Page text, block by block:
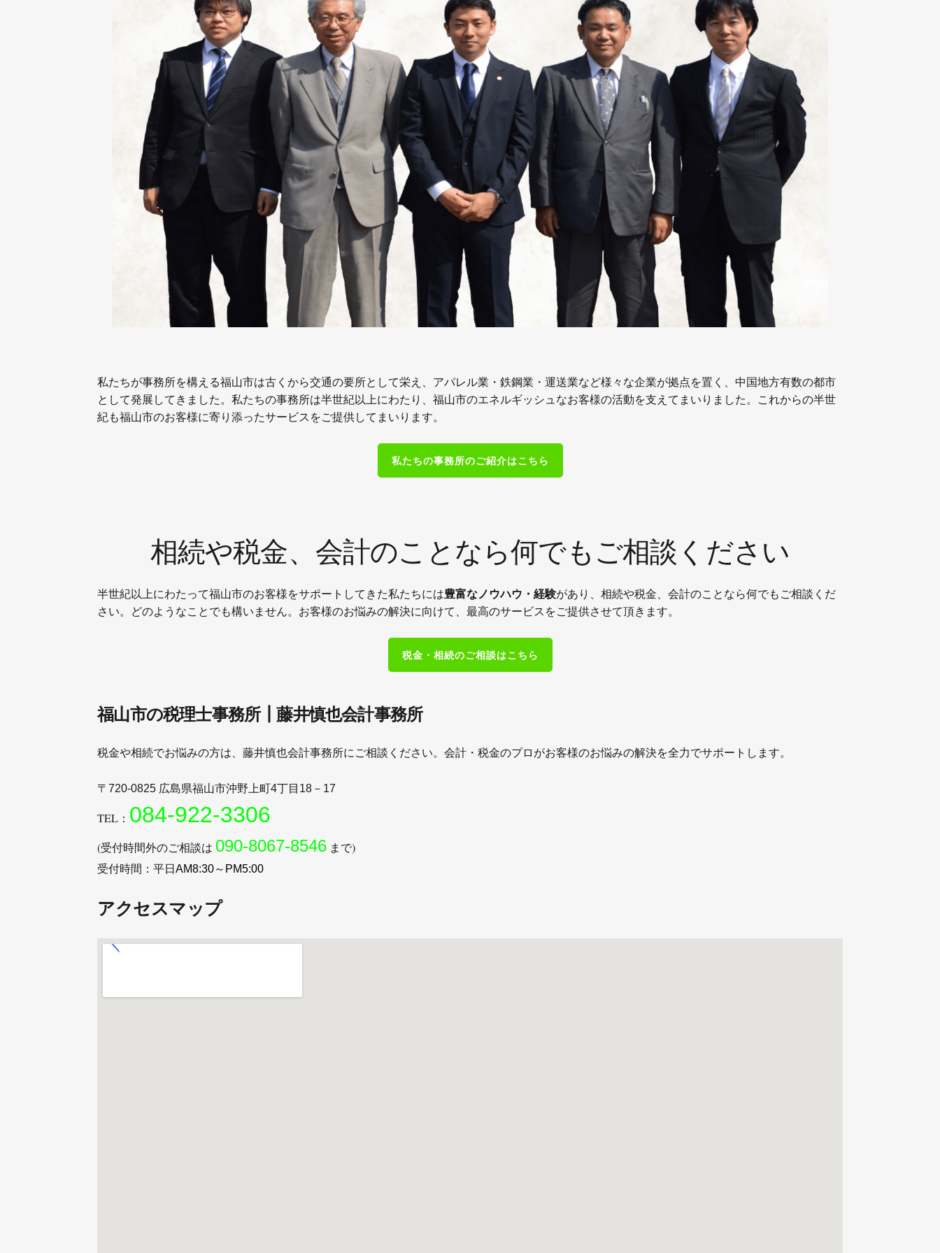
私たちが事務所を構える福山市は古くから交通の要所として栄え、アパレル業・鉄鋼業・運送業など様々な企業が拠点を置く、中国地方有数の都市
として発展してきました。私たちの事務所は半世紀以上にわたり、福山市のエネルギッシュなお客様の活動を支えてまいりました。これからの半世
紀も福山市のお客様に寄り添ったサービスをご提供してまいります。
私たちの事務所のご紹介はこちら
相続や税金、会計のことなら何でもご相談ください
半世紀以上にわたって福山市のお客様をサポートしてきた私たちには豊富なノウハウ・経験があり、相続や税金、会計のことなら何でもご相談くだ
さい。どのようなことでも構いません。お客様のお悩みの解決に向けて、最高のサービスをご提供させて頂きます。
税金・相続のご相談はこちら
福山市の税理士事務所┃藤井慎也会計事務所
税金や相続でお悩みの方は、藤井慎也会計事務所にご相談ください。会計・税金のプロがお客様のお悩みの解決を全力でサポートします。
〒720-0825 広島県福山市沖野上町4丁目 18－17
TEL： 084-922-3306
(受付時間外のご相談は 090-8067-8546 まで)
受付時間：平日AM8:30～PM5:00
アクセスマップ